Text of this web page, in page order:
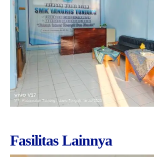
GTK
Fasilitas Lainnya